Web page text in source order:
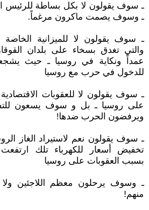
ـ سوف يقولون لا بكل بساطة للرئيس
ـ وسوف يصمت ماكرون مرغماً.
ـ سوف يقولون لا للميزانية الخاصة
والتي تغدق بسخاء على بلدان
عمداً ونكاية في روسيا ـ حيث
للدخول في حرب مع روسيا
ـ سوف يقولون لا للعقوبات
على روسيا ـ بل و سوف يسعون
ويرفضون الحرب ضدها!
ـ سوف يقولون نعم لاستيراد الغاز
تخفيض أسعار للكهرباء تلك
بسبب العقوبات على روسيا
ـ وسوف يرحلون معظم اللاجئين ولا
منهم!